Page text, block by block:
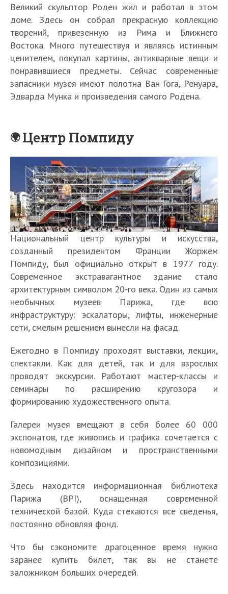
Великий скульптор Роден жил и работал в этом
доме. Здесь он собрал прекрасную коллекцию
творений, привезенную из Рима и Ближнего
Востока. Много путешествуя и являясь истинным
ценителем, покупал картины, антикварные вещи и
понравившиеся предметы. Сейчас современные
запасники музея имеют полотна Ван Гога, Ренуара,
Эдварда Мунка и произведения самого Родена.
Центр Помпиду
Национальный центр культуры и искусства,
созданный президентом Франции Жоржем
Помпиду, был официально открыт в 1977 году.
Современное экстравагантное здание стало
архитектурным символом 20-го века. Один из самых
необычных музеев Парижа, где всю
инфраструктуру: эскалаторы, лифты, инженерные
сети, смелым решением вынесли на фасад.
Ежегодно в Помпиду проходят выставки, лекции,
спектакли. Как для детей, так и для взрослых
проводят экскурсии. Работают мастер-классы и
семинары по расширению кругозора и
формированию художественного опыта.
Галереи музея вмещают в себя более 60 000
экспонатов, где живопись и графика сочетается с
новомодным дизайном и пространственными
композициями.
Здесь находится информационная библиотека
Парижа (BPI), оснащенная современной
технической базой. Куда стекаются все сведенья,
постоянно обновляя фонд.
Что бы сэкономите драгоценное время нужно
заранее купить билет, так вы не станете
заложником больших очередей.